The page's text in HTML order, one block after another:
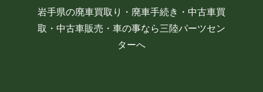
岩手県の廃車買取り・廃車手続き・中古車買
取・中古車販売・車の事なら三陸パーツセン
ターへ